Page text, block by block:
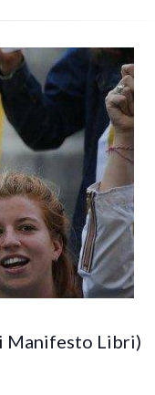
Manifesto Libri)